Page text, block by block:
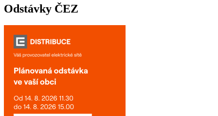
Odstávky ČEZ